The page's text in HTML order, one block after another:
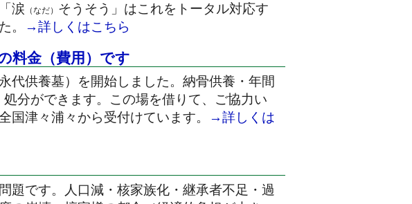
涙 （なだ） そうそう」はこれをトータル対応す
。
→詳しくはこちら
料金（費用）です
代供養墓）を開始しました。納骨供養・年間
分ができます。この場を借りて、ご協力い
津々浦々から受付けています。
→詳しくは
題です。人口減・核家族化・継承者不足・過